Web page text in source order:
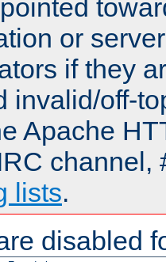
or
if they
invalid/off-
Apache
channel,
lists.
disabled